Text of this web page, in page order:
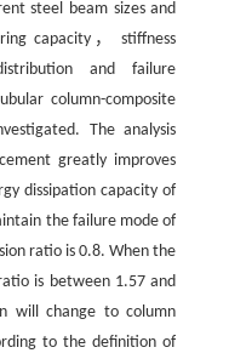
steel beam sizes and
capacity， stiffness
and failure
column-composite
The analysis
greatly improves
dissipation capacity of
the failure mode of
ratio is 0.8. When the
is between 1.57 and
will change to column
to the definition of